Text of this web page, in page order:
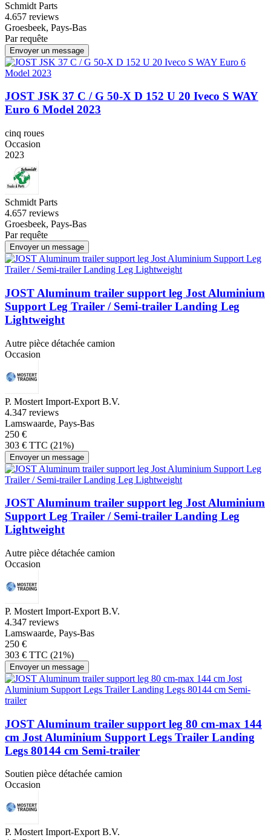
Schmidt Parts
4.657 reviews
Groesbeek, Pays-Bas
Par requête
Envoyer un message
JOST JSK 37 C / G 50-X D 152 U 20 Iveco S WAY
Euro 6 Model 2023
cinq roues
Occasion
2023
Schmidt Parts
4.657 reviews
Groesbeek, Pays-Bas
Par requête
Envoyer un message
JOST Aluminum trailer support leg Jost Aluminium
Support Leg Trailer / Semi-trailer Landing Leg
Lightweight
Autre pièce détachée camion
Occasion
P. Mostert Import-Export B.V.
4.347 reviews
Lamswaarde, Pays-Bas
250 €
303 € TTC (21%)
Envoyer un message
JOST Aluminum trailer support leg Jost Aluminium
Support Leg Trailer / Semi-trailer Landing Leg
Lightweight
Autre pièce détachée camion
Occasion
P. Mostert Import-Export B.V.
4.347 reviews
Lamswaarde, Pays-Bas
250 €
303 € TTC (21%)
Envoyer un message
JOST Aluminum trailer support leg 80 cm-max 144
cm Jost Aluminium Support Legs Trailer Landing
Legs 80144 cm Semi-trailer
Soutien pièce détachée camion
Occasion
P. Mostert Import-Export B.V.